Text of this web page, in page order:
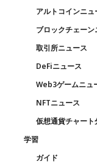
アルトコインニュ
ブロックチェーン
取引所ニュース
DeFiニュース
Web3ゲームニュ
NFTニュース
仮想通貨チャート
学習
ガイド